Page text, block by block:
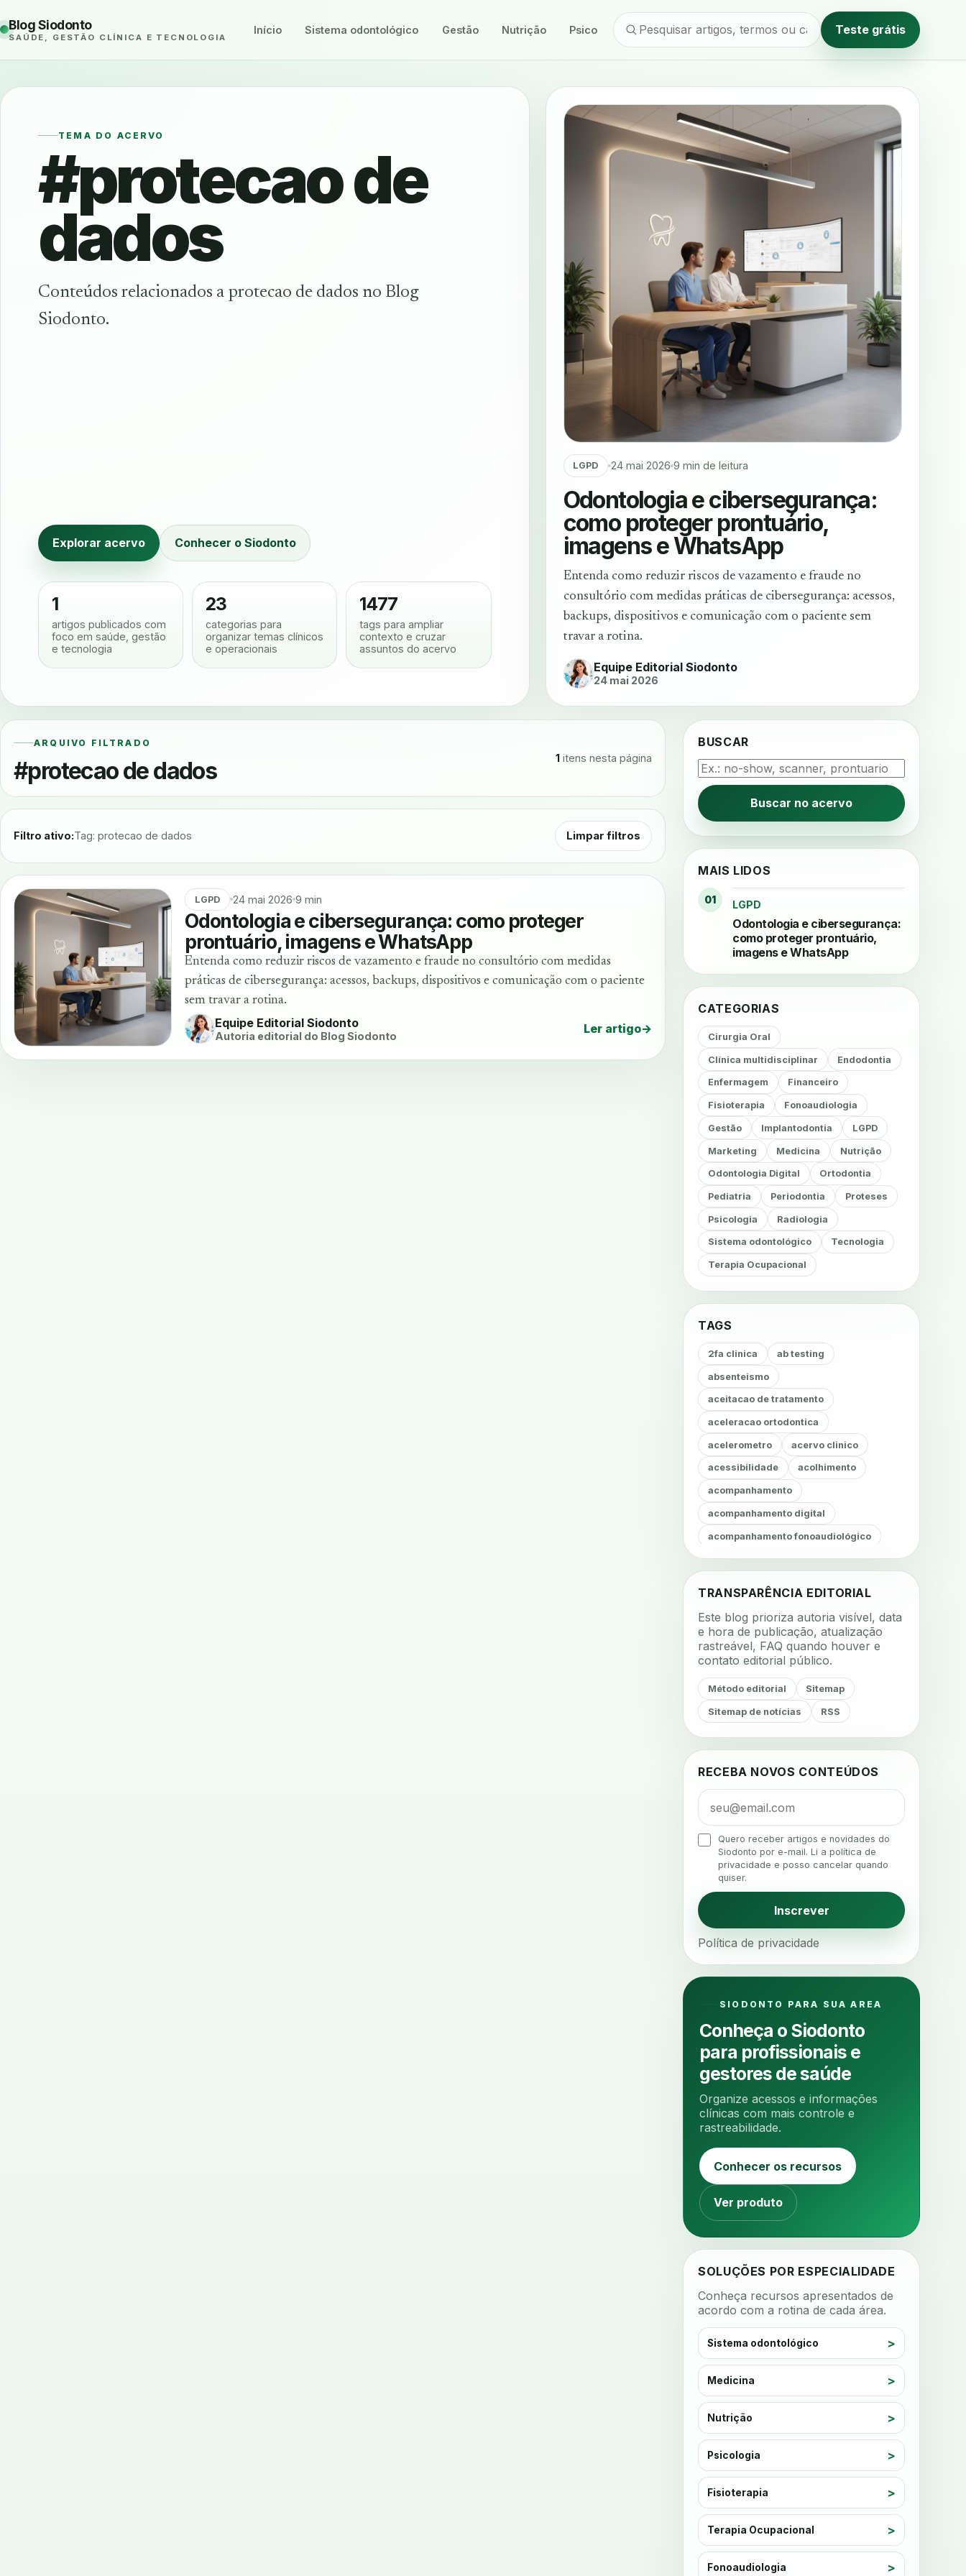
Blog Siodonto
SAÚDE, GESTÃO CLÍNICA E TECNOLOGIA
Início Sistema odontológico Gestão Nutrição Psicologia Método editorial Teste grátis
TEMA DO ACERVO
#protecao de
dados
Conteúdos relacionados a protecao de dados no Blog
Siodonto.
Explorar acervo Conhecer o Siodonto
1
artigos publicados com
foco em saúde, gestão
e tecnologia
23
categorias para
organizar temas clínicos
e operacionais
1477
tags para ampliar
contexto e cruzar
assuntos do acervo
LGPD 24 mai 2026 9 min de leitura
Odontologia e cibersegurança:
como proteger prontuário,
imagens e WhatsApp
Entenda como reduzir riscos de vazamento e fraude no
consultório com medidas práticas de cibersegurança: acessos,
backups, dispositivos e comunicação com o paciente sem
travar a rotina.
Equipe Editorial Siodonto
24 mai 2026
ARQUIVO FILTRADO
#protecao de dados 1 itens nesta página
Filtro ativo:Tag: protecao de dados Limpar filtros
LGPD 24 mai 2026 9 min
Odontologia e cibersegurança: como proteger
prontuário, imagens e WhatsApp
Entenda como reduzir riscos de vazamento e fraude no consultório com medidas
práticas de cibersegurança: acessos, backups, dispositivos e comunicação com o paciente
sem travar a rotina.
Equipe Editorial Siodonto
Autoria editorial do Blog Siodonto Ler artigo→
BUSCAR
Buscar no acervo
MAIS LIDOS
01 LGPD
Odontologia e cibersegurança:
como proteger prontuário,
imagens e WhatsApp
CATEGORIAS
Cirurgia Oral
Clínica multidisciplinar Endodontia
Enfermagem Financeiro
Fisioterapia Fonoaudiologia
Gestão Implantodontia LGPD
Marketing Medicina Nutrição
Odontologia Digital Ortodontia
Pediatria Periodontia Proteses
Psicologia Radiologia
Sistema odontológico Tecnologia
Terapia Ocupacional
TAGS
2fa clinica ab testing
absenteismo
aceitacao de tratamento
aceleracao ortodontica
acelerometro acervo clinico
acessibilidade acolhimento
acompanhamento
acompanhamento digital
acompanhamento fonoaudiológico
acompanhamento nutricional
acustica acustica clinica
adesao adesao ao tratamento
adesao odontologica
adesao tratamento
agenda inteligente
agenda odontologica
agendamento
agendamento digital
agendamento inteligente
ajuste oclusal ajuste protetico
ambiente clinico ampliacao
analgesia analgesia digital
analise 3d
analise elementos finitos
analise facial
analise mastigacao anamnese
anamnese estruturada
anamnese nutricional
anestesia computadorizada
ansiedade ansiedade infantil
ansiedade no consultorio
ansiedade odontologica
antes e depois antibiotico
antibioticos
anticoagulantes
apdt apertamento diurno
apinhamento dentario
apneia do sono apneia sono
apps clinicos
aprendizado federado
TRANSPARÊNCIA EDITORIAL
Este blog prioriza autoria visível, data
e hora de publicação, atualização
rastreável, FAQ quando houver e
contato editorial público.
Método editorial Sitemap
Sitemap de notícias RSS
RECEBA NOVOS CONTEÚDOS
Quero receber artigos e novidades do
Siodonto por e-mail. Li a política de
privacidade e posso cancelar quando
quiser.
Inscrever
Política de privacidade
SIODONTO PARA SUA AREA
Conheça o Siodonto
para profissionais e
gestores de saúde
Organize acessos e informações
clínicas com mais controle e
rastreabilidade.
Conhecer os recursos
Ver produto
SOLUÇÕES POR ESPECIALIDADE
Conheça recursos apresentados de
acordo com a rotina de cada área.
Sistema odontológico
Medicina
Nutrição
Psicologia
Fisioterapia
Terapia Ocupacional
Fonoaudiologia